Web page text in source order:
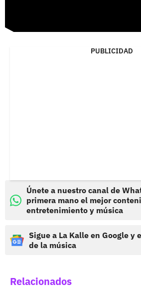
PUBLICIDAD
Únete a nuestro canal de
primera mano el mejor
entretenimiento y música
Sigue a La Kalle en Google y
de la música
Relacionados